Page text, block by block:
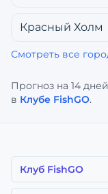
Красный Холм
Смотреть все
Прогноз на 14
в Клубе FishGO.
Клуб FishGO